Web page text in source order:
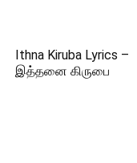
Ithna Kiruba Lyrics –
இத்தனை கிருபை